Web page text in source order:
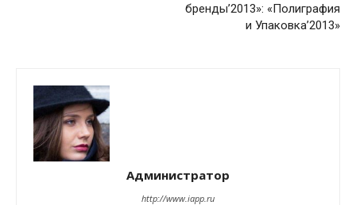
бренды’2013»: «Полиграфия
и Упаковка’2013»
Администратор
http://www.iapp.ru